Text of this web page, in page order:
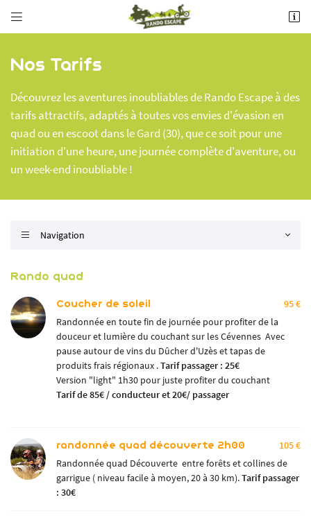


06 84 32 43 35
Contactez-nous
Par téléphone
06 84 32 43 35
Par mail
info@rando-escape.com
Sur nos réseaux :
Rafraîchir le captcha
email indiqué ci-dessus. Vous pouvez vous désinscrire à tout moment en utilisantle
formulaire de désinscription
Nos Tarifs
Découvrez les aventures inoubliables de Rando Escape à des
tarifs attractifs, adaptés à toutes vos envies d'évasion en
quad ou en escoot dans le Gard (30), que ce soit pour une
initiation d'une heure, une journée complète d'aventure, ou
un week-end inoubliable !
 Navigation
Rando quad
Coucher de soleil
95 €
Randonnée en toute fin de journée pour profiter de la
douceur et lumière du couchant sur les Cévennes Avec
pause autour de vins du Dûcher d'Uzès et tapas de
produits frais régionaux .Tarif passager : 25€
Version "light" 1h30 pour juste profiter du couchant
Tarif de 85€ / conducteur et 20€/ passager
randonnée quad découverte 2h00
105 €
Randonnée quad Découverte entre forêts et collines de
garrigue ( niveau facile à moyen, 20 à 30 km).Tarif passager
: 30€